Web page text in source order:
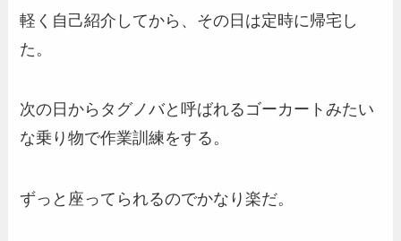
軽く自己紹介してから、その日は定時に帰宅し
た。
次の日からタグノバと呼ばれるゴーカートみたい
な乗り物で作業訓練をする。
ずっと座ってられるのでかなり楽だ。